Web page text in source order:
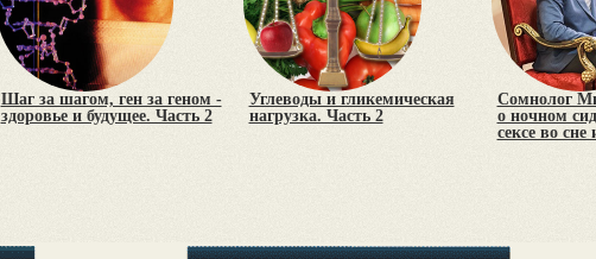
Шаг за шагом, ген за геном -
здоровье и будущее. Часть 2
Углеводы и гликемическая
нагрузка. Часть 2
Сомнолог
о ночном
сексе во